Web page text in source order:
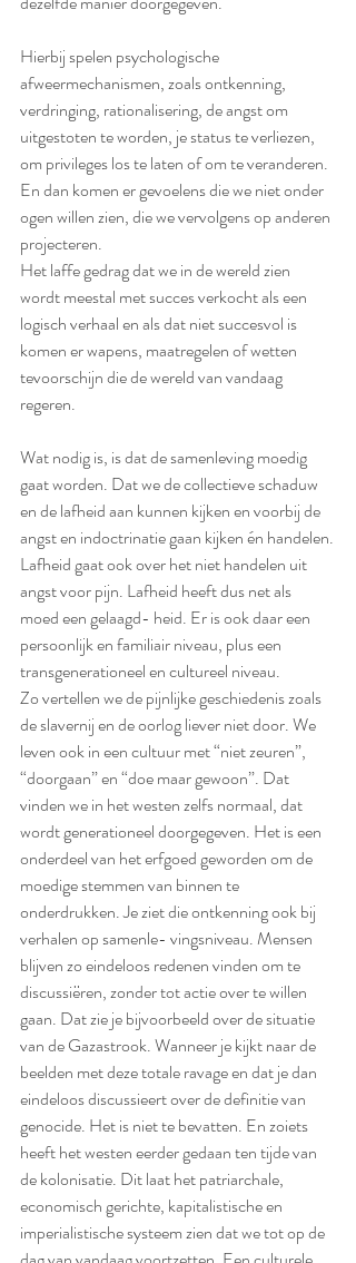
Hierbij spelen psychologische
afweermechanismen, zoals ontkenning,
verdringing, rationalisering, de angst om
uitgestoten te worden, je status te verliezen,
om privileges los te laten of om te veranderen.
En dan komen er gevoelens die we niet onder
ogen willen zien, die we vervolgens op anderen
projecteren.
Het laffe gedrag dat we in de wereld zien
wordt meestal met succes verkocht als een
logisch verhaal en als dat niet succesvol is
komen er wapens, maatregelen of wetten
tevoorschijn die de wereld van vandaag
regeren.
Wat nodig is, is dat de samenleving moedig
gaat worden. Dat we de collectieve schaduw
en de lafheid aan kunnen kijken en voorbij de
angst en indoctrinatie gaan kijken én handelen.
Lafheid gaat ook over het niet handelen uit
angst voor pijn. Lafheid heeft dus net als
moed een gelaagd- heid. Er is ook daar een
persoonlijk en familiair niveau, plus een
transgenerationeel en cultureel niveau.
Zo vertellen we de pijnlijke geschiedenis zoals
de slavernij en de oorlog liever niet door. We
leven ook in een cultuur met “niet zeuren”,
“doorgaan” en “doe maar gewoon”. Dat
vinden we in het westen zelfs normaal, dat
wordt generationeel doorgegeven. Het is een
onderdeel van het erfgoed geworden om de
moedige stemmen van binnen te
onderdrukken. Je ziet die ontkenning ook bij
verhalen op samenle- vingsniveau. Mensen
blijven zo eindeloos redenen vinden om te
discussiëren, zonder tot actie over te willen
gaan. Dat zie je bijvoorbeeld over de situatie
van de Gazastrook. Wanneer je kijkt naar de
beelden met deze totale ravage en dat je dan
eindeloos discussieert over de definitie van
genocide. Het is niet te bevatten. En zoiets
heeft het westen eerder gedaan ten tijde van
de kolonisatie. Dit laat het patriarchale,
economisch gerichte, kapitalistische en
imperialistische systeem zien dat we tot op de